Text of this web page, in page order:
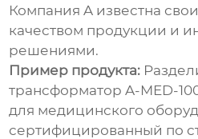
Компания A известна
качеством продукции и
решениями.
Пример продукта:
трансформатор A-MED-
для медицинского
сертифицированный по